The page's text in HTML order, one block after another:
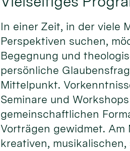
In einer Zeit, in der viele
Perspektiven suchen,
Begegnung und
persönliche
Mittelpunkt.
Seminare und
gemeinschaftlichen
Vorträgen gewidmet. Am
kreativen,